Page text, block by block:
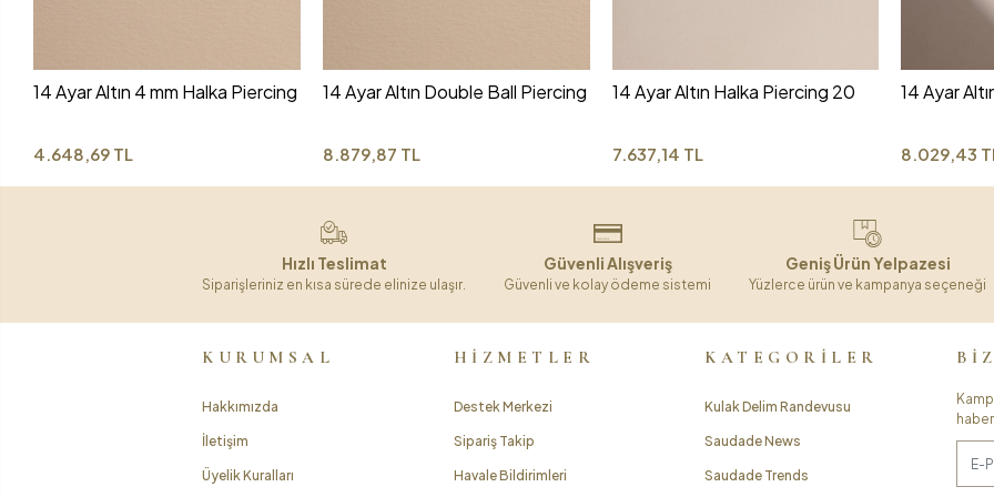
14 Ayar Altın 4 mm Halka Piercing
4.648,69 TL
14 Ayar Altın Double Ball Piercing
8.879,87 TL
14 Ayar Altın Halka Piercing 20
7.637,14 TL
14 Ayar
8.029,43
Hızlı Teslimat
Siparişleriniz en kısa sürede elinize ulaşır.
Güvenli Alışveriş
Güvenli ve kolay ödeme sistemi
Geniş Ürün Yelpazesi
Yüzlerce ürün ve kampanya seçeneği
KURUMSAL
Hakkımızda
İletişim
Üyelik Kuralları
HİZMETLER
Destek Merkezi
Sipariş Takip
Havale Bildirimleri
KATEGORİLER
Kulak Delim Randevusu
Saudade News
Saudade Trends